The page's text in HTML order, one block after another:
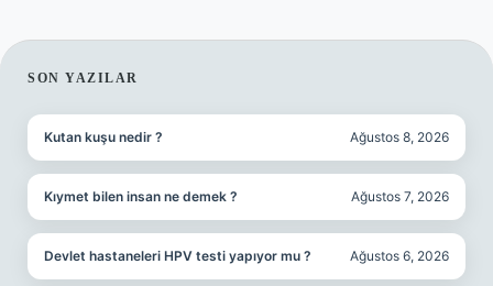
SIDEBAR
SON YAZILAR
Kutan kuşu nedir ? Ağustos 8, 2026
Kıymet bilen insan ne demek ? Ağustos 7, 2026
Devlet hastaneleri HPV testi yapıyor mu ? Ağustos 6, 2026